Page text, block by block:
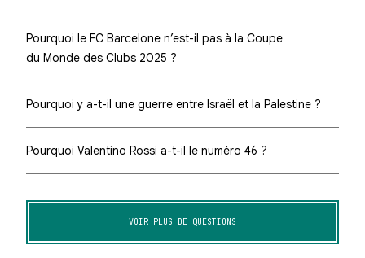
Pourquoi le FC Barcelone n’est-il pas à la Coupe
du Monde des Clubs 2025 ?
Pourquoi y a-t-il une guerre entre Israël et la Palestine ?
Pourquoi Valentino Rossi a-t-il le numéro 46 ?
VOIR PLUS DE QUESTIONS